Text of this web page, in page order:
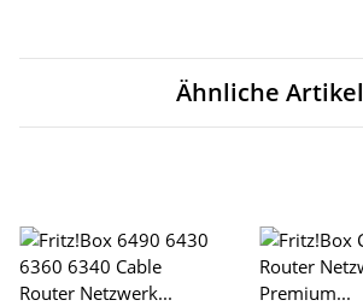
Ähnliche Artikel